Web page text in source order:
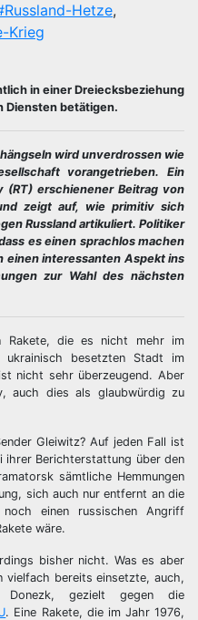
Hetze,
Krieg
in einer Dreiecksbeziehung
Diensten betätigen.
wird unverdrossen wie
vorangetrieben. Ein
(RT) erschienener Beitrag von
zeigt auf, wie primitiv sich
Russland artikuliert. Politiker
es einen sprachlos machen
einen interessanten Aspekt ins
zur Wahl des nächsten
Rakete, die es nicht mehr im
besetzten Stadt im
nicht sehr überzeugend. Aber
auch dies als glaubwürdig zu
Gleiwitz? Auf jeden Fall ist
ihrer Berichterstattung über den
sämtliche Hemmungen
sich auch nur entfernt an die
einen russischen Angriff
wäre.
bisher nicht. Was es aber
vielfach bereits einsetzte, auch,
gezielt gegen die
. Eine Rakete, die im Jahr 1976,